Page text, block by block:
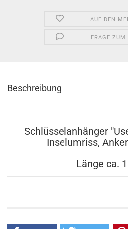
AUF DEN
FRAGE ZUM
Beschreibung
Schlüsselanhänger
Inselumriss,
Länge ca.